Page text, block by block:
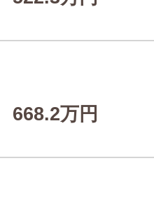
668.2万円